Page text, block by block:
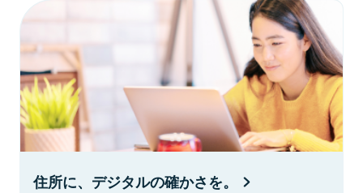
住所に、デジタルの確かさを。